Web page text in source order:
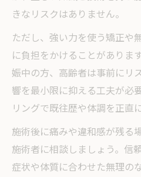
きなリスクはありません。
ただし、強い力を使う矯正や
に負担をかけることがありま
娠中の方、高齢者は事前にリ
響を最小限に抑える工夫が必
リングで既往歴や体調を正直
施術後に痛みや違和感が残る
施術者に相談しましょう。信
症状や体質に合わせた無理の